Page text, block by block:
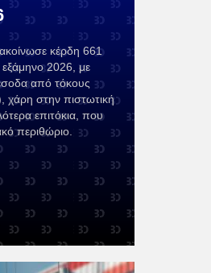
κέρδη 661
2026, με
από τόκους
χάρη στην πιστωτική
επιτόκια, που
περιθώριο.